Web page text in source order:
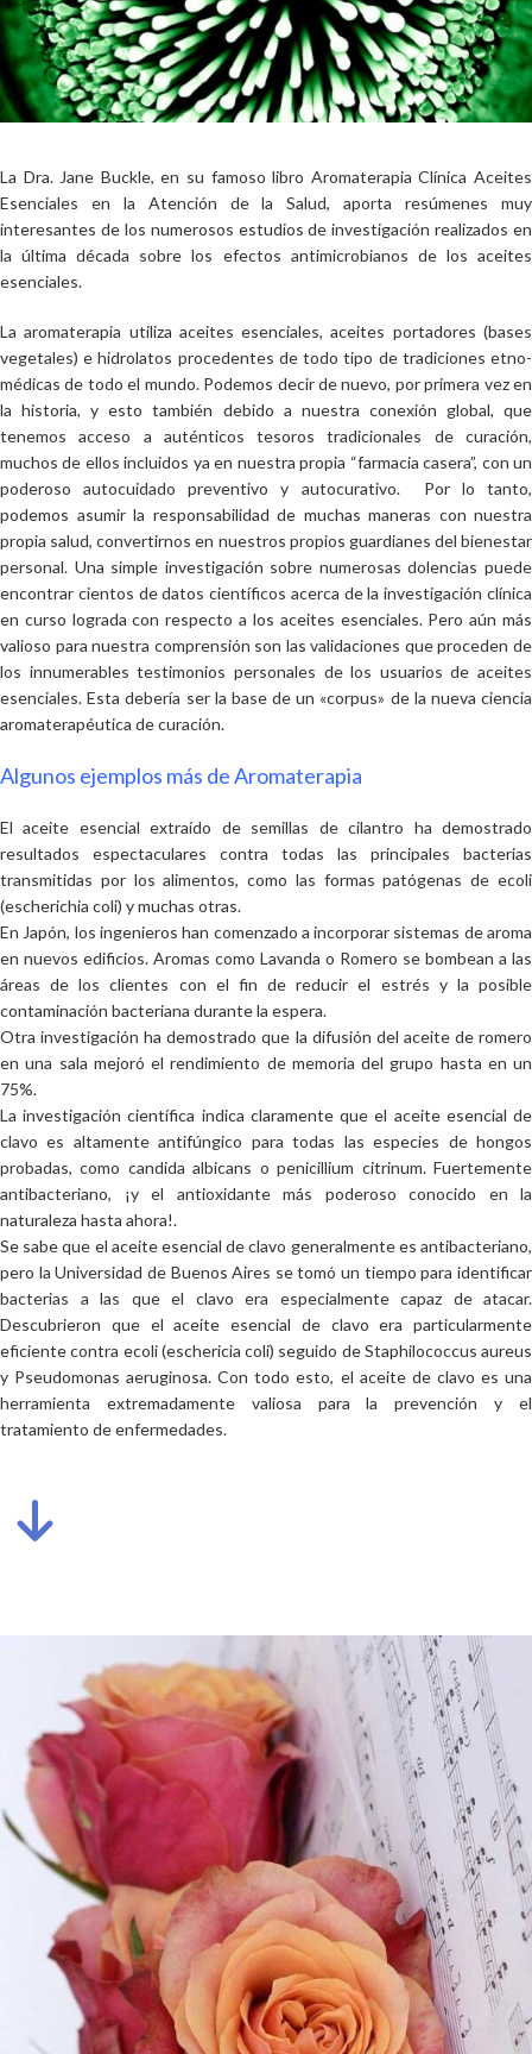
La Dra. Jane Buckle, en su famoso libro Aromaterapia Clínica Aceites
Esenciales en la Atención de la Salud, aporta resúmenes muy
interesantes de los numerosos estudios de investigación realizados en
la última década sobre los efectos antimicrobianos de los aceites
esenciales.
La aromaterapia utiliza aceites esenciales, aceites portadores (bases
vegetales) e hidrolatos procedentes de todo tipo de tradiciones etno-
médicas de todo el mundo. Podemos decir de nuevo, por primera vez en
la historia, y esto también debido a nuestra conexión global, que
tenemos acceso a auténticos tesoros tradicionales de curación,
muchos de ellos incluidos ya en nuestra propia “farmacia casera”, con un
poderoso autocuidado preventivo y autocurativo. Por lo tanto,
podemos asumir la responsabilidad de muchas maneras con nuestra
propia salud, convertirnos en nuestros propios guardianes del bienestar
personal. Una simple investigación sobre numerosas dolencias puede
encontrar cientos de datos científicos acerca de la investigación clínica
en curso lograda con respecto a los aceites esenciales. Pero aún más
valioso para nuestra comprensión son las validaciones que proceden de
los innumerables testimonios personales de los usuarios de aceites
esenciales. Esta debería ser la base de un «corpus» de la nueva ciencia
aromaterapéutica de curación.
Algunos ejemplos más de Aromaterapia
El aceite esencial extraído de semillas de cilantro ha demostrado
resultados espectaculares contra todas las principales bacterias
transmitidas por los alimentos, como las formas patógenas de ecoli
(escherichia coli) y muchas otras.
En Japón, los ingenieros han comenzado a incorporar sistemas de aroma
en nuevos edificios. Aromas como Lavanda o Romero se bombean a las
áreas de los clientes con el fin de reducir el estrés y la posible
contaminación bacteriana durante la espera.
Otra investigación ha demostrado que la difusión del aceite de romero
en una sala mejoró el rendimiento de memoria del grupo hasta en un
75%.
La investigación científica indica claramente que el aceite esencial de
clavo es altamente antifúngico para todas las especies de hongos
probadas, como candida albicans o penicillium citrinum. Fuertemente
antibacteriano, ¡y el antioxidante más poderoso conocido en la
naturaleza hasta ahora!.
Se sabe que el aceite esencial de clavo generalmente es antibacteriano,
pero la Universidad de Buenos Aires se tomó un tiempo para identificar
bacterias a las que el clavo era especialmente capaz de atacar.
Descubrieron que el aceite esencial de clavo era particularmente
eficiente contra ecoli (eschericia coli) seguido de Staphilococcus aureus
y Pseudomonas aeruginosa. Con todo esto, el aceite de clavo es una
herramienta extremadamente valiosa para la prevención y el
tratamiento de enfermedades.